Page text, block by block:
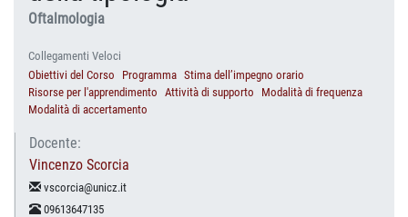
Oftalmologia
Collegamenti Veloci
Obiettivi del Corso
Programma Stima dell’impegno orario
Risorse per l'apprendimento Attività di supporto
Modalità di frequenza
Modalità di accertamento
Docente:
Vincenzo Scorcia
vscorcia@unicz.it
09613647135